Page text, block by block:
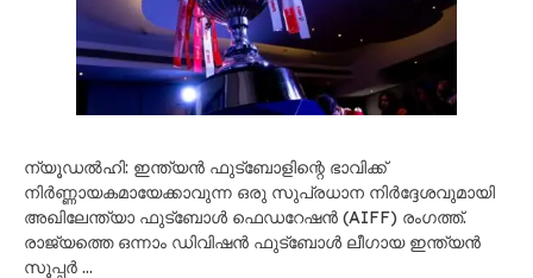
ന്യൂഡൽഹി: ഇന്ത്യൻ ഫുട്ബോളിന്റെ ഭാവിക്ക്
നിർണ്ണായകമായേക്കാവുന്ന ഒരു സുപ്രധാന നിർദ്ദേശവുമായി
അഖിലേന്ത്യാ ഫുട്ബോൾ ഫെഡറേഷൻ (AIFF) രംഗത്ത്.
രാജ്യത്തെ ഒന്നാം ഡിവിഷൻ ഫുട്ബോൾ ലീഗായ ഇന്ത്യൻ
സൂപ്പർ …